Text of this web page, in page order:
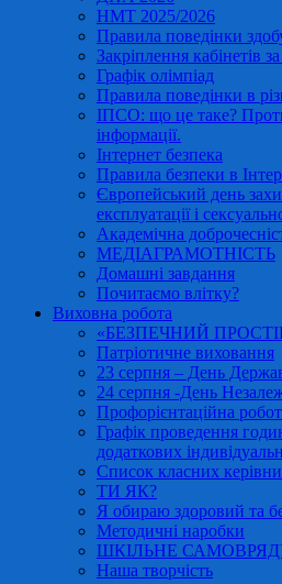
НМТ 2025/2026
Правила поведінки
Закріплення кабінетів
Графік олімпіад
Правила поведінки в
ІПСО: що це таке?
інформації.
Інтернет безпека
Правила безпеки в
Європейський день
експлуатації і
Академічна
МЕДІАГРАМОТНІСТЬ
Домашні завдання
Почитаємо влітку?
Виховна робота
«БЕЗПЕЧНИЙ
Патріотичне виховання
23 серпня – День
24 серпня -День
Профорієнтаційна
Графік проведення
додаткових
Список класних
ТИ ЯК?
Я обираю здоровий та
Методичні наробки
ШКІЛЬНЕ
Наша творчість